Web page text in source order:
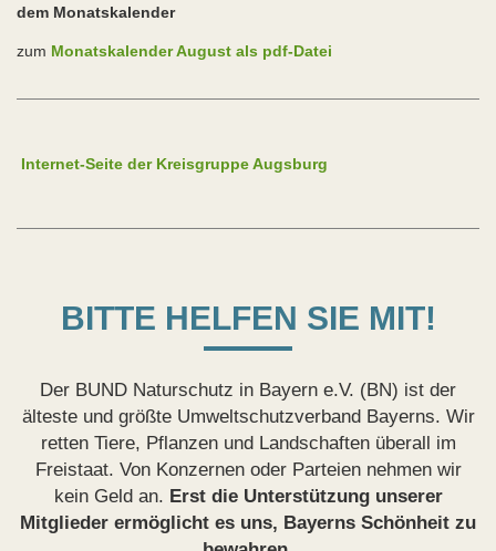
dem Monatskalender
zum Monatskalender August als pdf-Datei
Internet-Seite der Kreisgruppe Augsburg
BITTE HELFEN SIE MIT!
Der BUND Naturschutz in Bayern e.V. (BN) ist der
älteste und größte Umweltschutzverband Bayerns. Wir
retten Tiere, Pflanzen und Landschaften überall im
Freistaat. Von Konzernen oder Parteien nehmen wir
kein Geld an. Erst die Unterstützung unserer
Mitglieder ermöglicht es uns, Bayerns Schönheit zu